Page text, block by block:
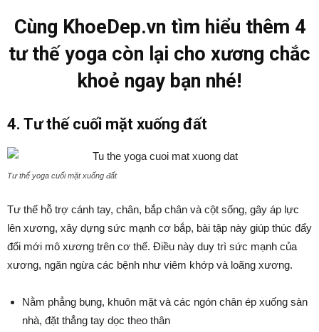
Cùng KhoeDep.vn tìm hiểu thêm 4
tư thế yoga còn lại cho xương chắc
khoẻ ngay bạn nhé!
4. Tư thế cuối mặt xuống đất
Tư thế yoga cuối mặt xuống đất
Tư thế hỗ trợ cánh tay, chân, bắp chân và cột sống, gây áp lực
lên xương, xây dựng sức mạnh cơ bắp, bài tập này giúp thúc đẩy
đổi mới mô xương trên cơ thể. Điều này duy trì sức mạnh của
xương, ngăn ngừa các bệnh như viêm khớp và loãng xương.
Nằm phẳng bụng, khuôn mặt và các ngón chân ép xuống sàn
nhà, đặt thẳng tay dọc theo thân